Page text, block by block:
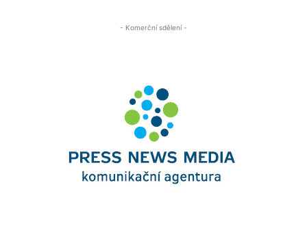
- Komerční sdělení -